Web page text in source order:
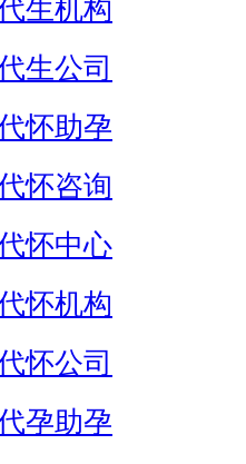
生机构
生公司
怀助孕
怀咨询
怀中心
怀机构
怀公司
孕助孕